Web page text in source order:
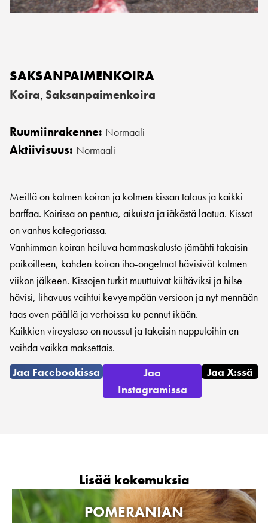
SAKSANPAIMENKOIRA
Koira, Saksanpaimenkoira
Ruumiinrakenne: Normaali
Aktiivisuus: Normaali
Meillä on kolmen koiran ja kolmen kissan talous ja kaikki
barffaa. Koirissa on pentua, aikuista ja iäkästä laatua. Kissat
on vanhus kategoriassa.
Vanhimman koiran heiluva hammaskalusto jämähti takaisin
paikoilleen, kahden koiran iho-ongelmat hävisivät kolmen
viikon jälkeen. Kissojen turkit muuttuivat kiiltäviksi ja hilse
hävisi, lihavuus vaihtui kevyempään versioon ja nyt mennään
taas oven päällä ja verhoissa ku pennut ikään.
Kaikkien vireystaso on noussut ja takaisin nappuloihin en
vaihda vaikka maksettais.
Jaa Facebookissa
Jaa
Instagramissa
Jaa X:ssä
Lisää kokemuksia
POMERANIAN